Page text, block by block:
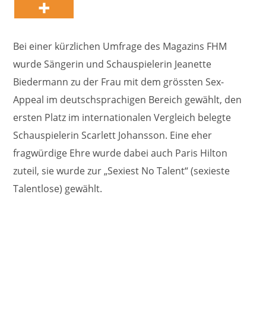
Bei einer kürzlichen Umfrage des Magazins FHM
wurde Sängerin und Schauspielerin Jeanette
Biedermann zu der Frau mit dem grössten Sex-
Appeal im deutschsprachigen Bereich gewählt, den
ersten Platz im internationalen Vergleich belegte
Schauspielerin Scarlett Johansson. Eine eher
fragwürdige Ehre wurde dabei auch Paris Hilton
zuteil, sie wurde zur „Sexiest No Talent“ (sexieste
Talentlose) gewählt.